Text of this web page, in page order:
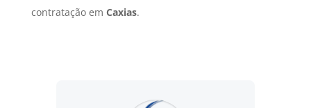
contratação em Caxias.